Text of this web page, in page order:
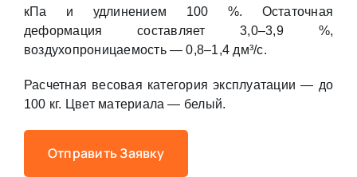
кПа и удлинением 100 %. Остаточная
деформация составляет 3,0–3,9 %,
воздухопроницаемость — 0,8–1,4 дм³/с.
Расчетная весовая категория эксплуатации — до
100 кг. Цвет материала — белый.
Отправить Заявку